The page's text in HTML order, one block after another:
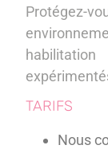
Protégez-
TARIFS
Nous